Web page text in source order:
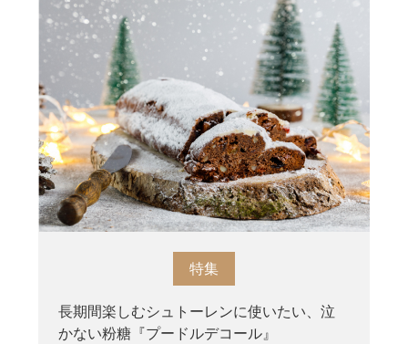
特集
長期間楽しむシュトーレンに使いたい、泣
かない粉糖『プードルデコール』